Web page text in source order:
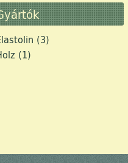
Kazettás Deck (46)
(3)
(1)